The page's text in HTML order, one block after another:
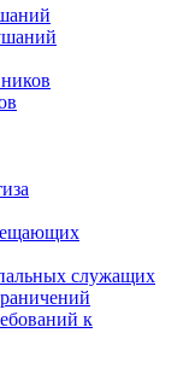
служащих
к